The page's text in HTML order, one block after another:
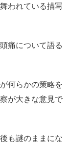
われている描写
痛について語る
何らかの策略を
が大きな意見で
も謎のままにな